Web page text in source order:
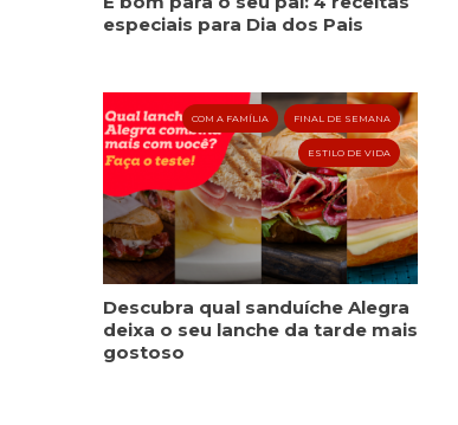
especiais para Dia dos Pais
COM A FAMÍLIA FINAL DE SEMANA
ESTILO DE VIDA
Descubra qual sanduíche Alegra
deixa o seu lanche da tarde mais
gostoso